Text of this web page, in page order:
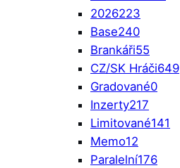
2026223
Base240
Brankáři55
CZ/SK Hráči649
Gradované0
Inzerty217
Limitované141
Memo12
Paralelní176